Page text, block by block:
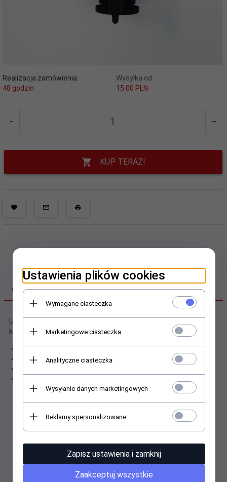
Realizacja zamówienia:
48 godzin
Wysyłka od:
15.00 PLN
KUP TERAZ!
OPIS PRODUKTU
Uchwyt latarki Nightstick XPP do hełmu Gallet, Dragon jest
kompatybilny z modelami:
XPP-5420G
XPP-5422G
Ustawienia plików cookies
Wymagane ciasteczka
Marketingowe ciasteczka
Analityczne ciasteczka
Wysyłanie danych marketingowych
Reklamy spersonalizowane
Zapisz ustawienia i zamknij
Zaakceptuj wszystkie